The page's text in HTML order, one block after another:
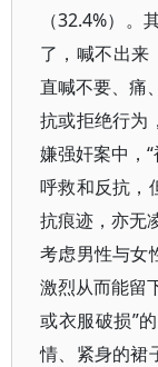
（32.4%）
了，喊不出来
直喊不要、痛
抗或拒绝行为
嫌强奸案中，
呼救和反抗，
抗痕迹，亦无
考虑男性与女
激烈从而能留
或衣服破损”
情、紧身的裙